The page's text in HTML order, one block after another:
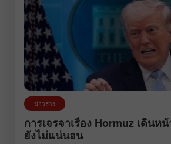
ข่าวสาร
การเจรจาเรื่อง Hormuz เดินห
ยังไม่แน่นอน